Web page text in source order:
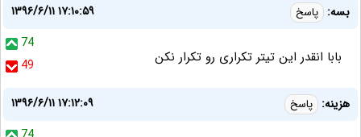
بسه: پاسخ
۱۳۹۶/۶/۱۱ ۱۷:۱۰:۵۹
74
49
بابا انقدر این تیتر تکراری رو تکرار نکن
هزینه: پاسخ
۱۳۹۶/۶/۱۱ ۱۷:۱۲:۰۹